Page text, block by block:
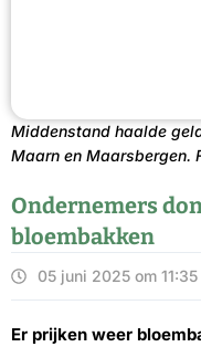
Middenstand haalde
Maarn en Maarsbergen.
Ondernemers
bloembakken
05 juni 2025 om 11:35
Er prijken weer